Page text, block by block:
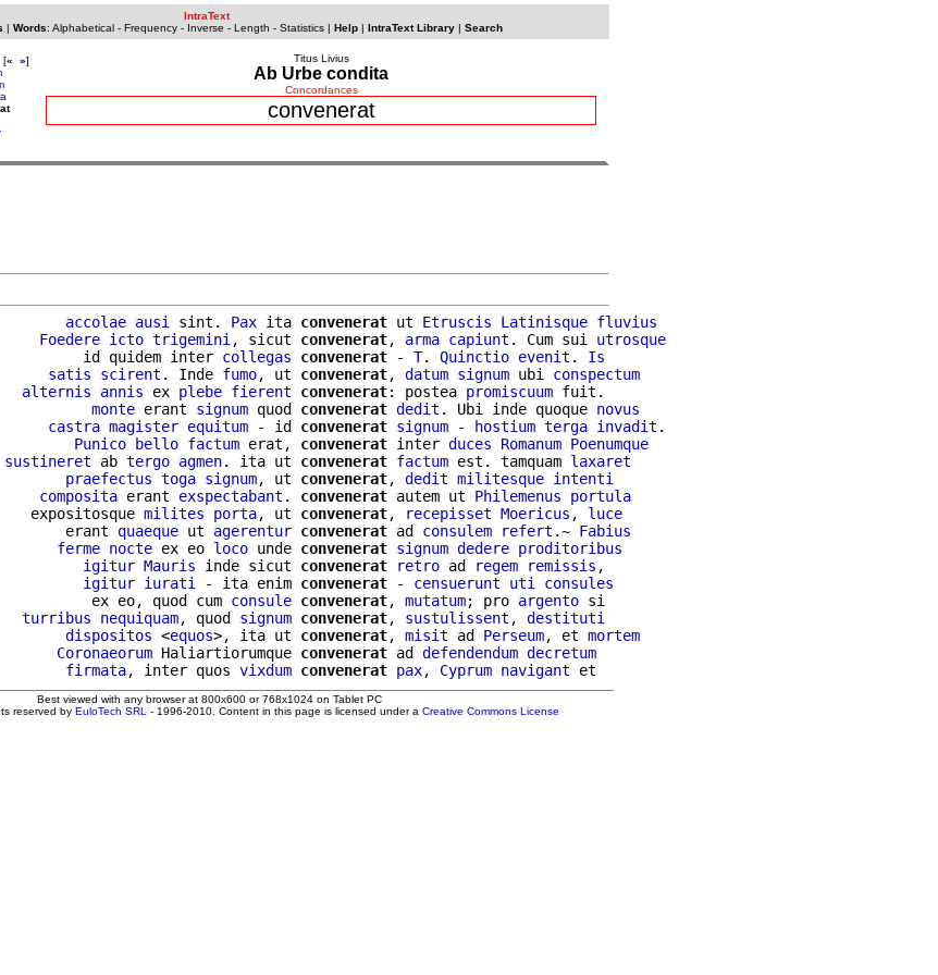
IntraText
| Words: Alphabetical- Frequency- Inverse - Length - Statistics| Help| IntraText Library| Search
[« »]
Titus Livius
Ab Urbe condita
Concordances
convenerat
accolae ausi sint. Pax ita convenerat ut Etruscis Latinisque fluvius
Foedere icto trigemini , sicut convenerat, arma capiunt . Cum sui utrosque
id quidem inter collegas convenerat - T. Quinctio evenit . Is
satis scirent . Inde fumo, ut convenerat, datum signum ubi conspectum
alternis annis ex plebe fierent convenerat: postea promiscuum fuit.
monte erant signum quod convenerat dedit . Ubi inde quoque novus
castra magister equitum - id convenerat signum - hostium terga invadit .
Punico bello factum erat, convenerat inter duces Romanum Poenumque
sustineret ab tergo agmen. ita ut convenerat factum est. tamquam laxaret
praefectus toga signum, ut convenerat, dedit militesque intenti
composita erant exspectabant . convenerat autem ut Philemenus
portula
expositosque milites porta, ut convenerat, recepisset Moericus , luce
erant quaeque ut agerentur convenerat ad consulem refert .~ Fabius
ferme nocte ex eo loco unde convenerat signum dedere proditoribus
igitur Mauris inde sicut convenerat retro ad regem remissis ,
igitur iurati - ita enim convenerat - censuerunt uti
consules
ex eo, quod cum consule convenerat, mutatum; pro argento si
turribus nequiquam, quod signum convenerat, sustulissent , destituti
dispositos <equos>, ita ut convenerat, misit ad Perseum, et mortem
Coronaeorum Haliartiorumque convenerat ad defendendum decretum
firmata, inter quos vixdum convenerat pax, Cyprum navigant
Best viewed with any browser at 800x600 or 768x1024 on Tablet PC
reserved by EuloTech SRL - 1996-2010. Content in this page is licensed under a Creative Commons License